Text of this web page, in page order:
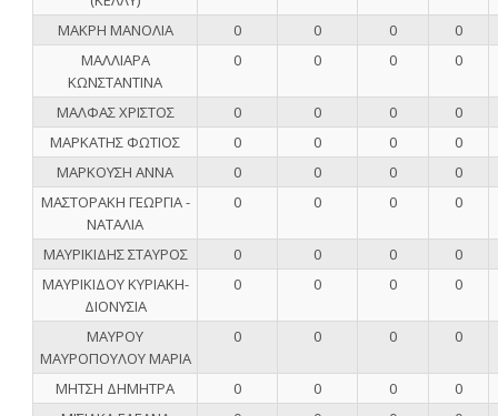
ΜΑΚΡΗ ΜΑΝΟΛΙΑ 0 0 0
0
ΜΑΛΛΙΑΡΑ
ΚΩΝΣΤΑΝΤΙΝΑ
0 0 0 0
ΜΑΛΦΑΣ ΧΡΙΣΤΟΣ 0 0 0
0
ΜΑΡΚΑΤΗΣ ΦΩΤΙΟΣ
0 0 0
0
ΜΑΡΚΟΥΣΗ ΑΝΝΑ
0 0 0
0
ΜΑΣΤΟΡΑΚΗ ΓΕΩΡΓΙΑ -
ΝΑΤΑΛΙΑ
0 0 0 0
ΜΑΥΡΙΚΙΔΗΣ ΣΤΑΥΡΟΣ 0 0 0
0
ΜΑΥΡΙΚΙΔΟΥ ΚΥΡΙΑΚΗ-
ΔΙΟΝΥΣΙΑ
0 0 0 0
ΜΑΥΡΟΥ
ΜΑΥΡΟΠΟΥΛΟΥ ΜΑΡΙΑ
0 0 0 0
ΜΗΤΣΗ ΔΗΜΗΤΡΑ 0 0 0
0